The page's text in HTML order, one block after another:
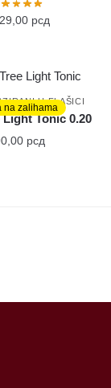
рсд
na zalihama
U FLAŠICI
Light Tonic 0.20
рсд